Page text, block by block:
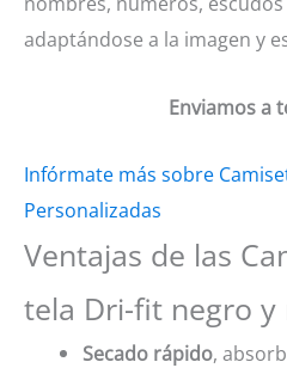
adaptándose a la imagen y
Enviamos a
Infórmate más sobre
Personalizadas
Ventajas de las
tela Dri-fit negro y
Secado rápido,